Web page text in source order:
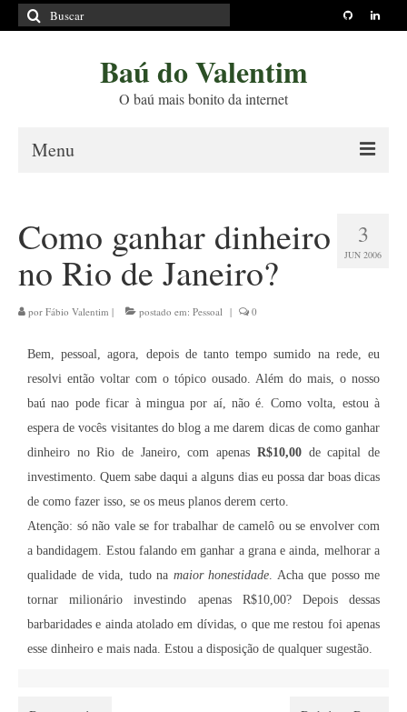
Buscar
por:
Baú do Valentim
O baú mais bonito da internet
Menu
Princípios Editoriais
Políticas e Termos
Livros
Projetos
Blog
Contato
3
JUN 2006
Como ganhar dinheiro
no Rio de Janeiro?
por Fábio Valentim | postado em: Pessoal | 0
Bem, pessoal, agora, depois de tanto tempo sumido na rede, eu
resolvi então voltar com o tópico ousado. Além do mais, o nosso
baú nao pode ficar à mingua por aí, não é. Como volta, estou à
espera de vocês visitantes do blog a me darem dicas de como ganhar
dinheiro no Rio de Janeiro, com apenas R$10,00de capital de
investimento. Quem sabe daqui a alguns dias eu possa dar boas dicas
de como fazer isso, se os meus planos derem certo.
Atenção: só não vale se for trabalhar de camelô ou se envolver com
a bandidagem. Estou falando em ganhar a grana e ainda, melhorar a
qualidade de vida, tudo na maior honestidade. Acha que posso me
tornar milionário investindo apenas R$10,00? Depois dessas
barbaridades e ainda atolado em dívidas, o que me restou foi apenas
esse dinheiro e mais nada. Estou a disposição de qualquer sugestão.